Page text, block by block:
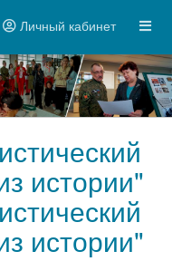
Личный кабинет
истории"
истории"